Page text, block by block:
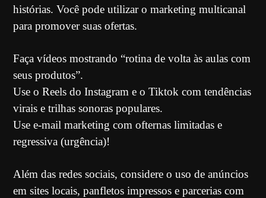
histórias. Você pode utilizar o marketing multicanal
para promover suas ofertas.
Faça vídeos mostrando “rotina de volta às aulas com
seus produtos”.
Use o Reels do Instagram e o Tiktok com tendências
virais e trilhas sonoras populares.
Use e-mail marketing com ofternas limitadas e
regressiva (urgência)!
Além das redes sociais, considere o uso de anúncios
em sites locais, panfletos impressos e parcerias com